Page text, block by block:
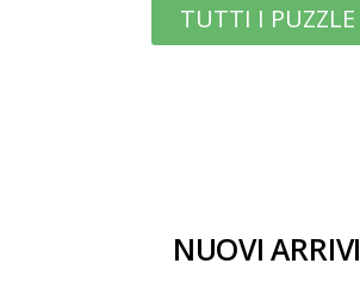
TUTTI I PUZZLE
NUOVI ARRIVI